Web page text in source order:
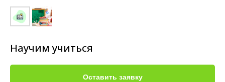
Научим учиться
Оставить заявку